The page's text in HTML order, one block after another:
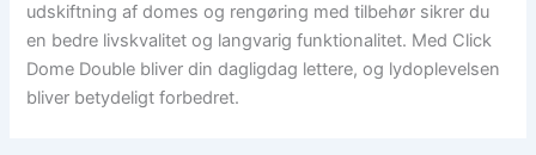
udskiftning af domes og rengøring med tilbehør sikrer du
en bedre livskvalitet og langvarig funktionalitet. Med Click
Dome Double bliver din dagligdag lettere, og lydoplevelsen
bliver betydeligt forbedret.